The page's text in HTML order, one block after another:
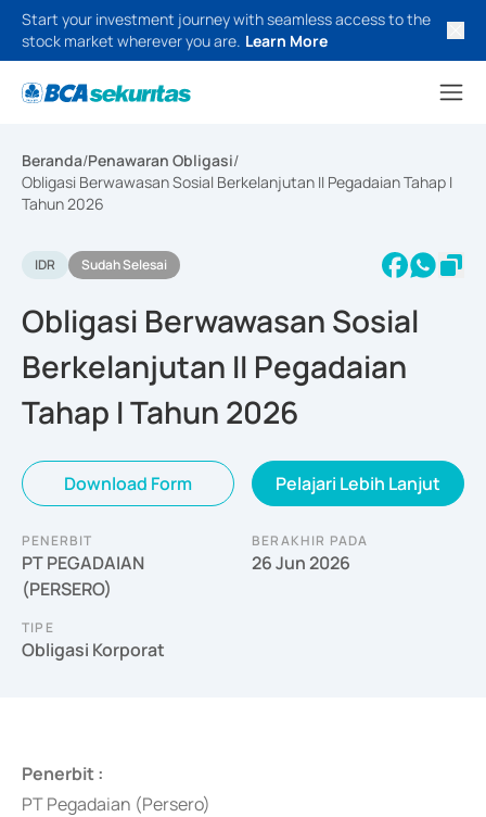
Start your investment journey with seamless access to the
stock market wherever you are. Learn More
Beranda/Penawaran Obligasi/
Obligasi Berwawasan Sosial Berkelanjutan II Pegadaian Tahap I
Tahun 2026
IDR Sudah Selesai
Obligasi Berwawasan Sosial
Berkelanjutan II Pegadaian
Tahap I Tahun 2026
Download Form Pelajari Lebih Lanjut
PENERBIT
PT PEGADAIAN
(PERSERO)
BERAKHIR PADA
26 Jun 2026
TIPE
Obligasi Korporat
Penerbit :
PT Pegadaian (Persero)